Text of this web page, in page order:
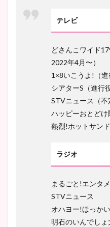
テレビ
どさんこワイド
2022年4月〜）
1×8いこうよ!（進
シアターS（進行
STVニュース（不
ハッピーおとどけ
熱烈!ホットサン
ラジオ
まるごと!エンタ
STVニュース
オハヨー!ほっか
明石のいんでしょ